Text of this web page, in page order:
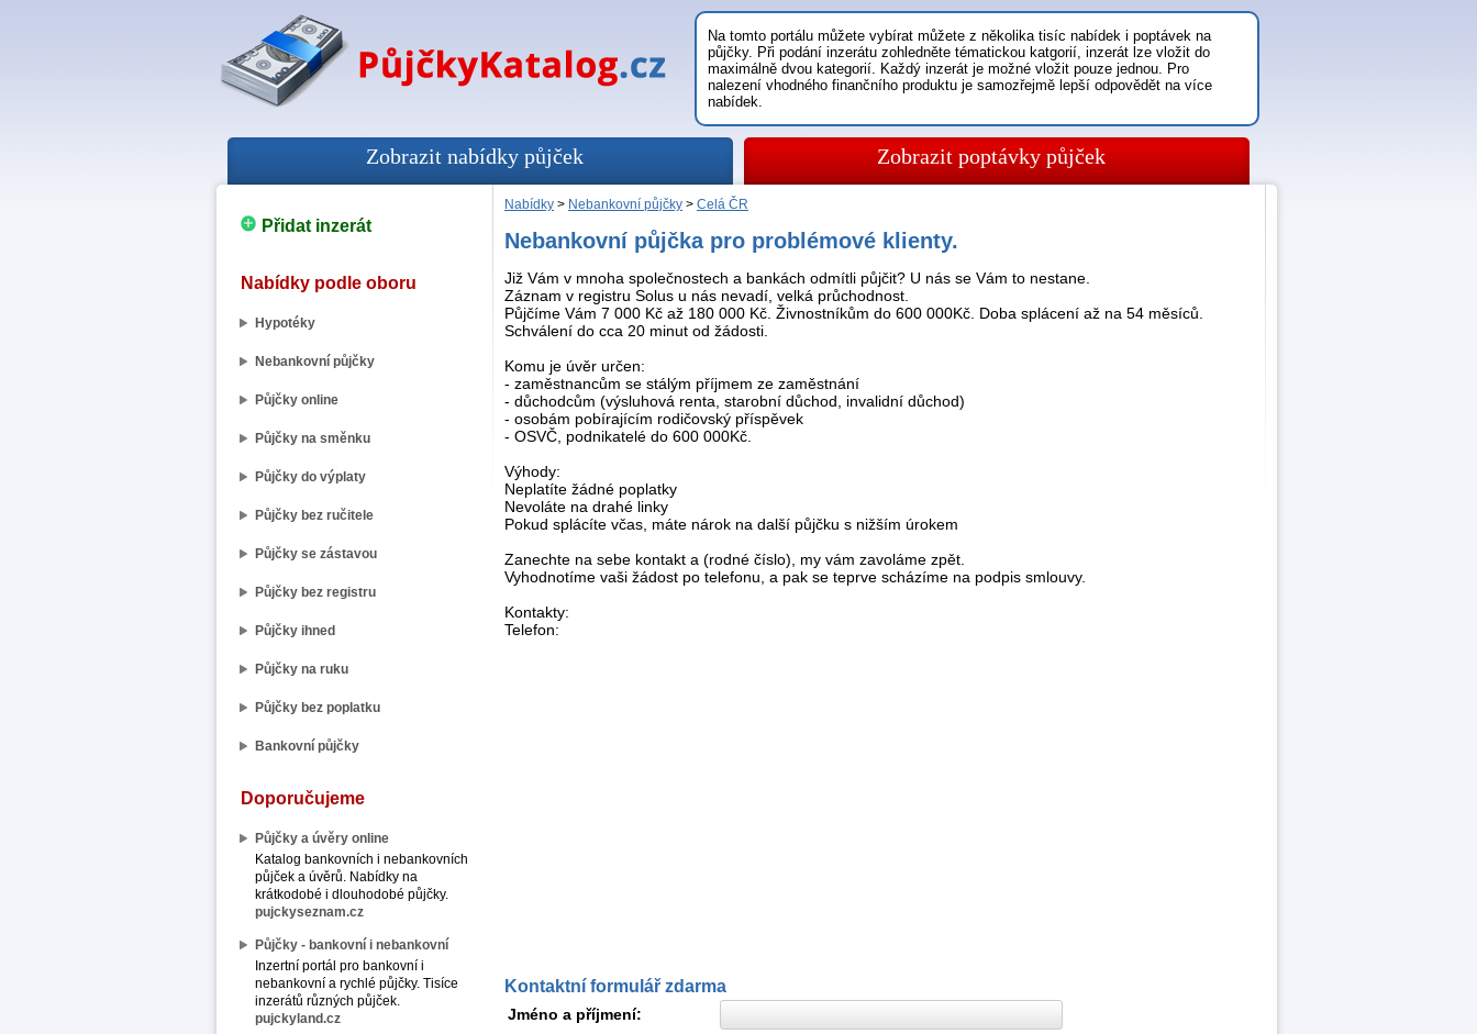
Na tomto portálu můžete vybírat můžete z několika tisíc nabídek i poptávek na
půjčky. Při podání inzerátu zohledněte tématickou katgorií, inzerát lze vložit do
maximálně dvou kategorií. Každý inzerát je možné vložit pouze jednou. Pro
nalezení vhodného finančního produktu je samozřejmě lepší odpovědět na více
nabídek.
Zobrazit nabídky půjček Zobrazit poptávky půjček
Přidat inzerát
Nabídky podle oboru
Hypotéky
Nebankovní půjčky
Půjčky online
Půjčky na směnku
Půjčky do výplaty
Půjčky bez ručitele
Půjčky se zástavou
Půjčky bez registru
Půjčky ihned
Půjčky na ruku
Půjčky bez poplatku
Bankovní půjčky
Doporučujeme
Půjčky a úvěry online
Katalog bankovních i nebankovních
půjček a úvěrů. Nabídky na
krátkodobé i dlouhodobé půjčky.
pujckyseznam.cz
Půjčky - bankovní i nebankovní
Inzertní portál pro bankovní i
nebankovní a rychlé půjčky. Tisíce
inzerátů různých půjček.
pujckyland.cz
Nabídky > Nebankovní půjčky > Celá ČR
Nebankovní půjčka pro problémové klienty.
Již Vám v mnoha společnostech a bankách odmítli půjčit? U nás se Vám to nestane.
Záznam v registru Solus u nás nevadí, velká průchodnost.
Půjčíme Vám 7 000 Kč až 180 000 Kč. Živnostníkům do 600 000Kč. Doba splácení až na 54 měsíců.
Schválení do cca 20 minut od žádosti.
Komu je úvěr určen:
- zaměstnancům se stálým příjmem ze zaměstnání
- důchodcům (výsluhová renta, starobní důchod, invalidní důchod)
- osobám pobírajícím rodičovský příspěvek
- OSVČ, podnikatelé do 600 000Kč.
Výhody:
Neplatíte žádné poplatky
Nevoláte na drahé linky
Pokud splácíte včas, máte nárok na další půjčku s nižším úrokem
Zanechte na sebe kontakt a (rodné číslo), my vám zavoláme zpět.
Vyhodnotíme vaši žádost po telefonu, a pak se teprve scházíme na podpis smlouvy.
Kontakty:
Telefon:
Kontaktní formulář zdarma
Jméno a příjmení: